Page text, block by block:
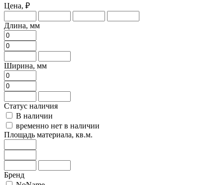
Цена, ₽
Длина, мм
Ширина, мм
Статус наличия
В наличии
временно нет в наличии
Площадь материала, кв.м.
Бренд